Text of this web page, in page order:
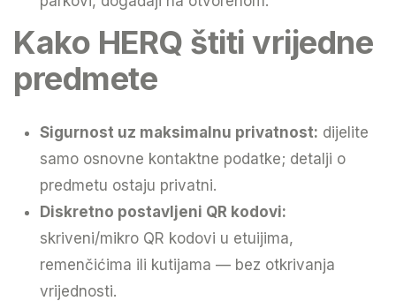
Kako HERQ štiti vrijedne
predmete
Sigurnost uz maksimalnu privatnost: dijelite
samo osnovne kontaktne podatke; detalji o
predmetu ostaju privatni.
Diskretno postavljeni QR kodovi:
skriveni/mikro QR kodovi u etuijima,
remenčićima ili kutijama — bez otkrivanja
vrijednosti.